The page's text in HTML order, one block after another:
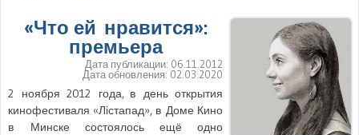
«Что ей нравится»:
премьера
Дата публикации: 06.11.2012
Дата обновления: 02.03.2020
2 ноября 2012 года, в день открытия
кинофестиваля «Лістапад», в Доме Кино
в Минске состоялось ещё одно